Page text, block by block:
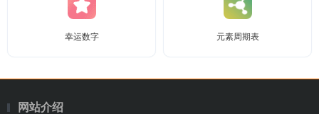
幸运数字 元素周期表
网站介绍